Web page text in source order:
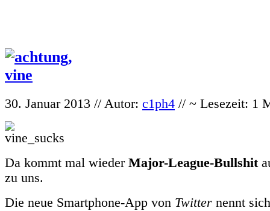
30. Januar 2013 // Autor: c1ph4 // ~ Lesezeit: 1
Da kommt mal wieder Major-League-Bullshit
zu uns.
Die neue Smartphone-App von Twitter nennt